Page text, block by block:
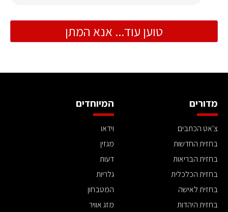
טוען עוד... אנא המתן
מדורים
צ'אט הכתבים
בחזית החדשות
בחזית הבריאות
בחזית הכלכלית
בחזית לאישה
בחזית היהדות
המיוחדים
וידאו
מגזין
דעות
גלריות
המטבחון
מזג אוויר